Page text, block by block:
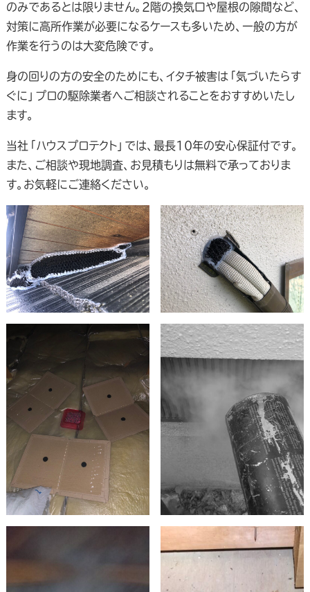
のみであるとは限りません。２階の換気口や屋根の隙間など、
対策に高所作業が必要になるケースも多いため、一般の方が
作業を行うのは大変危険です。
身の回りの方の安全のためにも、イタチ被害は「気づいたらす
ぐに」プロの駆除業者へご相談されることをおすすめいたし
ます。
当社「ハウスプロテクト」では、最長10年の安心保証付です。
また、ご相談や現地調査、お見積もりは無料で承っておりま
す。お気軽にご連絡ください。